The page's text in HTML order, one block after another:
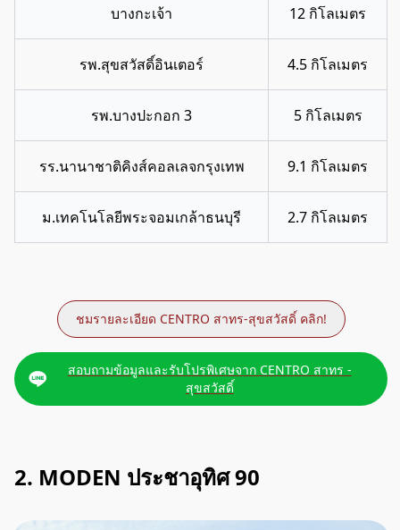
บางกะเจ้า 12 กิโลเมตร
รพ.สุขสวัสดิ์อินเตอร์ 4.5 กิโลเมตร
รพ.บางปะกอก 3 5 กิโลเมตร
รร.นานาชาติคิงส์คอลเลจกรุงเทพ 9.1 กิโลเมตร
ม.เทคโนโลยีพระจอมเกล้าธนบุรี 2.7 กิโลเมตร
ชมรายละเอียด CENTRO สาทร-สุขสวัสดิ์ คลิก!
สอบถามข้อมูลและรับโปรพิเศษจาก CENTRO สาทร -
สุขสวัสดิ์
2. MODEN ประชาอุทิศ 90